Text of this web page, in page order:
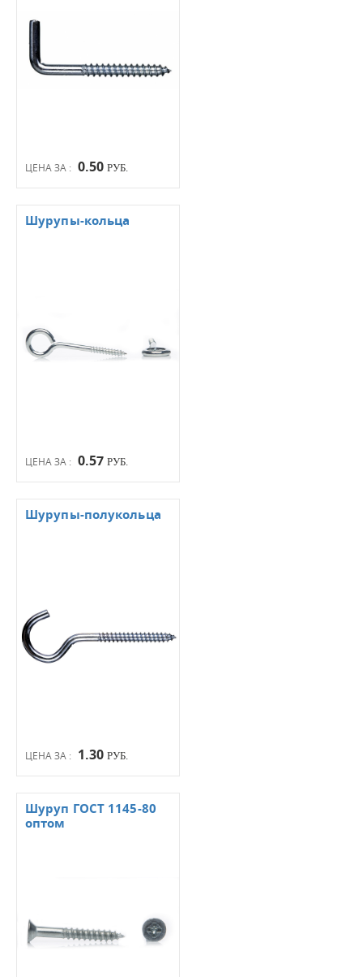
ЦЕНА ЗА : 0.50 РУБ.
ЦЕНА ЗА : 0.57 РУБ.
Шурупы-кольца
ЦЕНА ЗА : 1.30 РУБ.
Шурупы-полукольца
Шуруп ГОСТ 1145-80
оптом